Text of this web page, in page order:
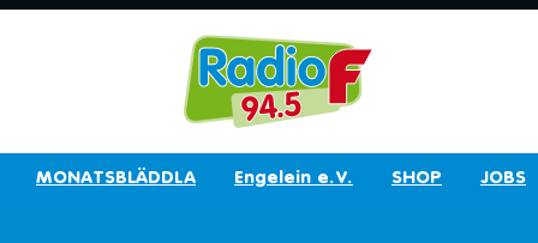
MONATSBLÄDDLA Engelein e.V. SHOP JOBS